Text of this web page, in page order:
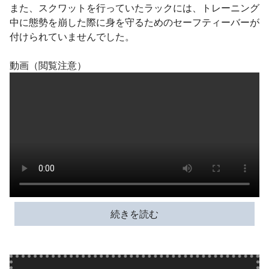
また、スクワットを行っていたラックには、トレーニング
中に態勢を崩した際に身を守るためのセーフティーバーが
付けられていませんでした。
動画（閲覧注意）
続きを読む